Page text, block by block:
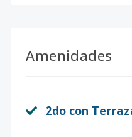
Amenidades
2do con